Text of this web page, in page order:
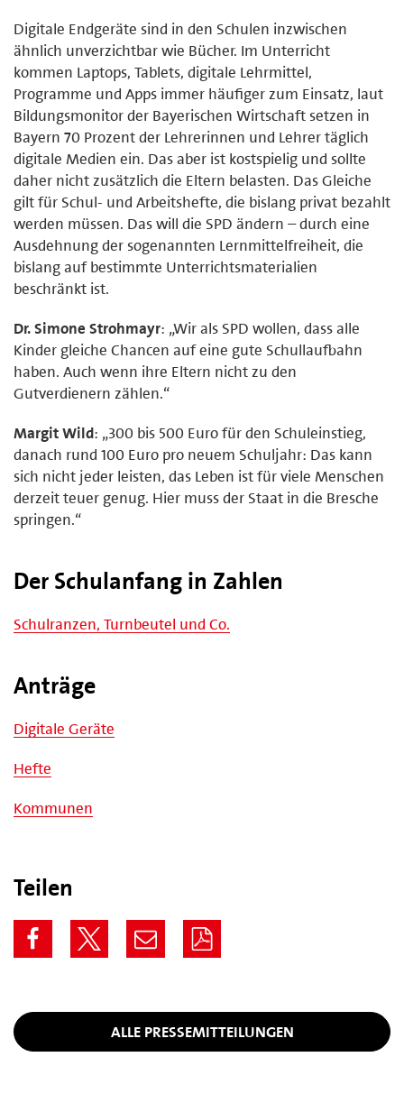
Digitale Endgeräte sind in den Schulen inzwischen
ähnlich unverzichtbar wie Bücher. Im Unterricht
kommen Laptops, Tablets, digitale Lehrmittel,
Programme und Apps immer häufiger zum Einsatz, laut
Bildungsmonitor der Bayerischen Wirtschaft setzen in
Bayern 70 Prozent der Lehrerinnen und Lehrer täglich
digitale Medien ein. Das aber ist kostspielig und sollte
daher nicht zusätzlich die Eltern belasten. Das Gleiche
gilt für Schul- und Arbeitshefte, die bislang privat bezahlt
werden müssen. Das will die SPD ändern – durch eine
Ausdehnung der sogenannten Lernmittelfreiheit, die
bislang auf bestimmte Unterrichtsmaterialien
beschränkt ist.
Dr. Simone Strohmayr: „Wir als SPD wollen, dass alle
Kinder gleiche Chancen auf eine gute Schullaufbahn
haben. Auch wenn ihre Eltern nicht zu den
Gutverdienern zählen.“
Margit Wild: „300 bis 500 Euro für den Schuleinstieg,
danach rund 100 Euro pro neuem Schuljahr: Das kann
sich nicht jeder leisten, das Leben ist für viele Menschen
derzeit teuer genug. Hier muss der Staat in die Bresche
springen.“
Der Schulanfang in Zahlen
Schulranzen, Turnbeutel und Co.
Anträge
Digitale Geräte
Hefte
Kommunen
Teilen
ALLE PRESSEMITTEILUNGEN